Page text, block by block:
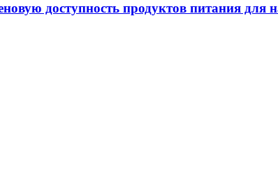
доступность продуктов питания для